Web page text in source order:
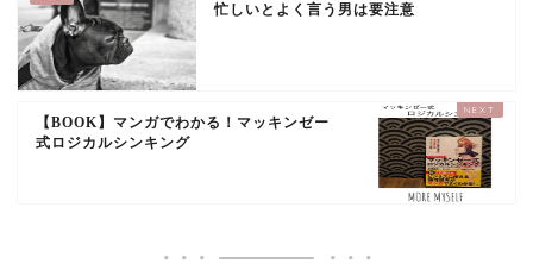
忙しいとよく言う男は要注意
【BOOK】マンガでわかる！マッキンゼー
式ロジカルシンキング